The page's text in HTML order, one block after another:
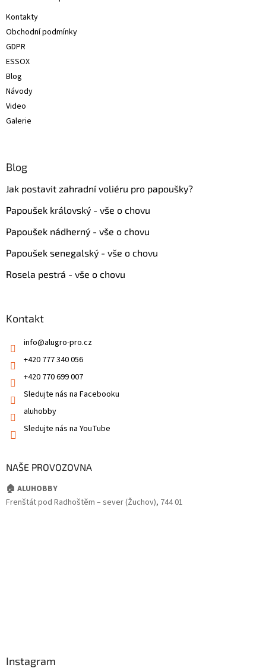
Kontakty
Obchodní podmínky
GDPR
ESSOX
Blog
Návody
Video
Galerie
Blog
Jak postavit zahradní voliéru pro papoušky?
Papoušek královský - vše o chovu
Papoušek nádherný - vše o chovu
Papoušek senegalský - vše o chovu
Rosela pestrá - vše o chovu
Kontakt
info@alugro-pro.cz
+420 777 340 056
+420 770 699 007
Sledujte nás na Facebooku
aluhobby
Sledujte nás na YouTube
NAŠE PROVOZOVNA
🏠 ALUHOBBY
Frenštát pod Radhoštěm – sever (Žuchov), 744 01
Instagram